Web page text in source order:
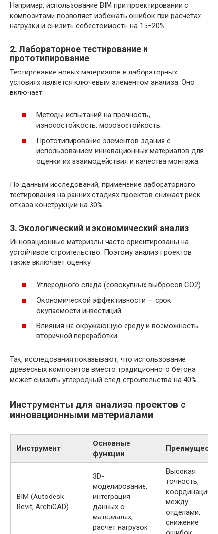
Например, использование BIM при проектировании с
композитами позволяет избежать ошибок при расчётах
нагрузки и снизить себестоимость на 15–20%.
2. Лабораторное тестирование и
прототипирование
Тестирование новых материалов в лабораторных
условиях является ключевым элементом анализа. Оно
включает:
Методы испытаний на прочность,
износостойкость, морозостойкость.
Прототипирование элементов здания с
использованием инновационных материалов для
оценки их взаимодействия и качества монтажа.
По данным исследований, применение лабораторного
тестирования на ранних стадиях проектов снижает риск
отказа конструкции на 30%.
3. Экологический и экономический анализ
Инновационные материалы часто ориентированы на
устойчивое строительство. Поэтому анализ проектов
также включает оценку:
Углеродного следа (совокупных выбросов CO2).
Экономической эффективности — срок
окупаемости инвестиций.
Влияния на окружающую среду и возможность
вторичной переработки.
Так, исследования показывают, что использование
древесных композитов вместо традиционного бетона
может снизить углеродный след строительства на 40%.
Инструменты для анализа проектов с
инновационными материалами
Инструмент
Основные
функции
BIM (Autodesk
Revit, ArchiCAD)
3D-
моделирование,
интеграция
данных о
материалах,
расчет нагрузок
Высокая
точность,
координация
между
отделами,
снижение